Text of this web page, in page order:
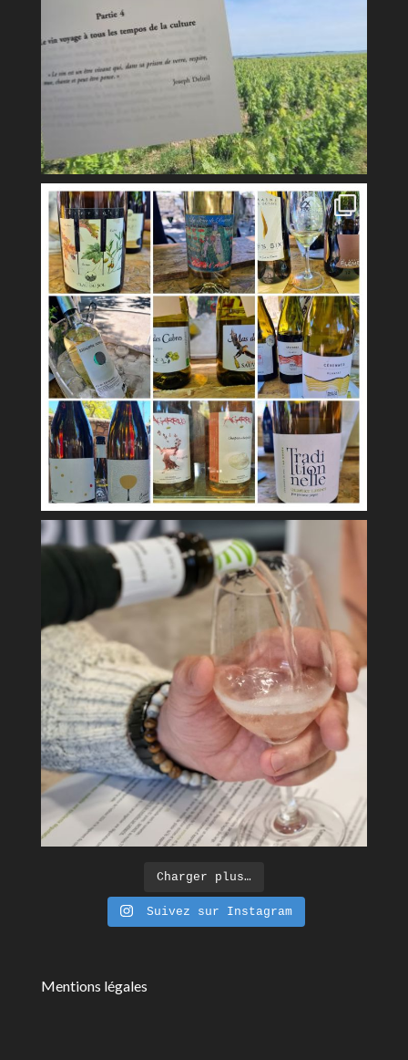
Charger plus…
Suivez sur Instagram
Mentions légales